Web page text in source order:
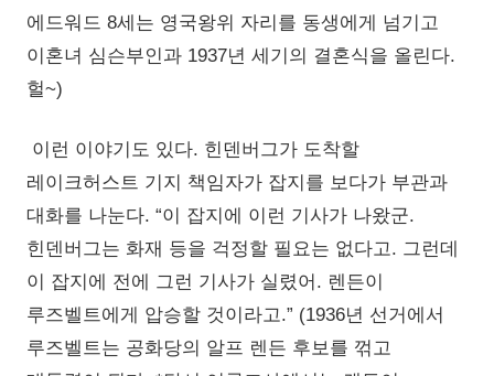
에드워드 8세는 영국왕위 자리를 동생에게 넘기고
이혼녀 심슨부인과 1937년 세기의 결혼식을 올린다.
헐~)
이런 이야기도 있다. 힌덴버그가 도착할
레이크허스트 기지 책임자가 잡지를 보다가 부관과
대화를 나눈다. “이 잡지에 이런 기사가 나왔군.
힌덴버그는 화재 등을 걱정할 필요는 없다고. 그런데
이 잡지에 전에 그런 기사가 실렸어. 렌든이
루즈벨트에게 압승할 것이라고.” (1936년 선거에서
루즈벨트는 공화당의 알프 렌든 후보를 꺾고